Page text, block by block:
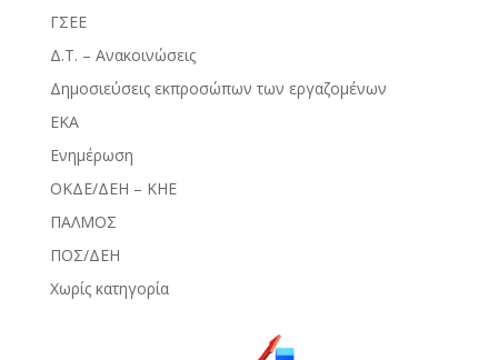
ΓΣΕΕ
Δ.Τ. – Ανακοινώσεις
Δημοσιεύσεις εκπροσώπων των εργαζομένων
ΕΚΑ
Ενημέρωση
ΟΚΔΕ/ΔΕΗ – ΚΗΕ
ΠΑΛΜΟΣ
ΠΟΣ/ΔΕΗ
Χωρίς κατηγορία